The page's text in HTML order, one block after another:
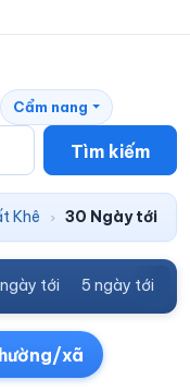
Tìm kiếm
Cẩm nang
Khê › 30 Ngày tới
tới 5 ngày tới
xã